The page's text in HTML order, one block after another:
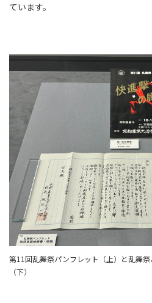
ています。
第11回乱舞祭パンフレット（上）と乱舞
（下）